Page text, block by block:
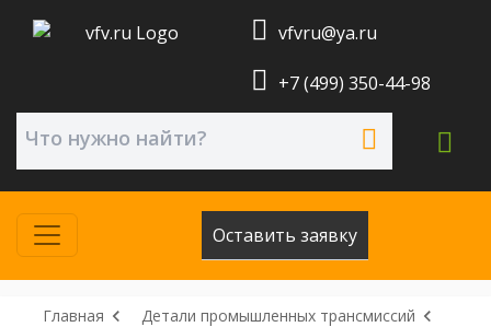
vfvru@ya.ru
+7 (499) 350-44-98
Оставить заявку
Главная
Детали промышленных трансмиссий